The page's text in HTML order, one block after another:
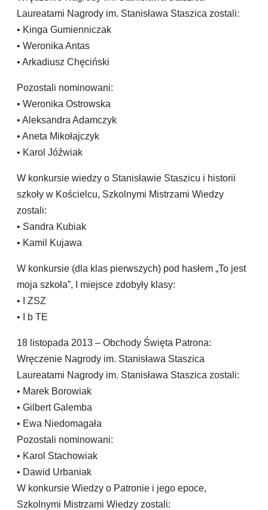
Laureatami Nagrody im. Stanisława Staszica zostali:
• Kinga Gumienniczak
• Weronika Antas
• Arkadiusz Chęciński
Pozostali nominowani:
• Weronika Ostrowska
• Aleksandra Adamczyk
• Aneta Mikołajczyk
• Karol Jóźwiak
W konkursie wiedzy o Stanisławie Staszicu i historii
szkoły w Kościelcu, Szkolnymi Mistrzami Wiedzy
zostali:
• Sandra Kubiak
• Kamil Kujawa
W konkursie (dla klas pierwszych) pod hasłem „To jest
moja szkoła”, I miejsce zdobyły klasy:
• I ZSZ
• I b TE
18 listopada 2013 – Obchody Święta Patrona:
Wręczenie Nagrody im. Stanisława Staszica
Laureatami Nagrody im. Stanisława Staszica zostali:
• Marek Borowiak
• Gilbert Galemba
• Ewa Niedomagała
Pozostali nominowani:
• Karol Stachowiak
• Dawid Urbaniak
W konkursie Wiedzy o Patronie i jego epoce,
Szkolnymi Mistrzami Wiedzy zostali: